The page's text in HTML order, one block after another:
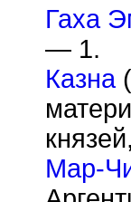
Гаха
— 1.
Казна
Мар-